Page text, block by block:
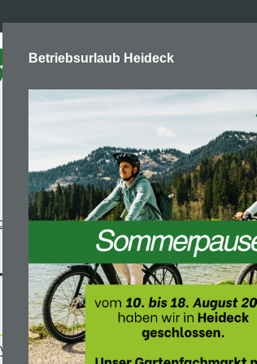
E-BIKE/ FAHRRAD GARTENTECHNIK
Mountainbike
27.5" 42cm
Betriebsurlaub Heideck